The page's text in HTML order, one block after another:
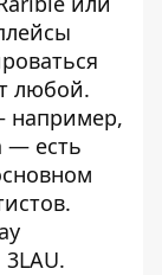
любой.
например,
— есть